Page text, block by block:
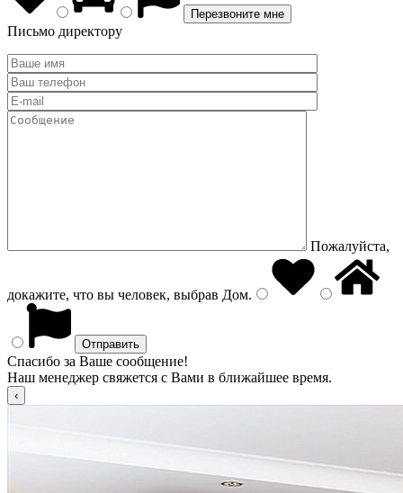
Письмо директору
Пожалуйста,
докажите, что вы человек, выбрав Дом.
Спасибо за Ваше сообщение!
Наш менеджер свяжется с Вами в ближайшее время.